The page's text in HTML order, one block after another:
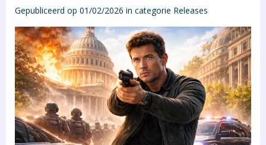
Gepubliceerd op 01/02/2026 in categorie Releases